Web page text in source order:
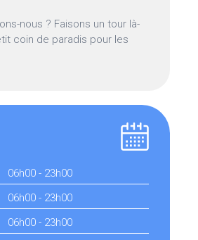
nous ? Faisons un tour là-
coin de paradis pour les
06h00 - 23h00
06h00 - 23h00
06h00 - 23h00